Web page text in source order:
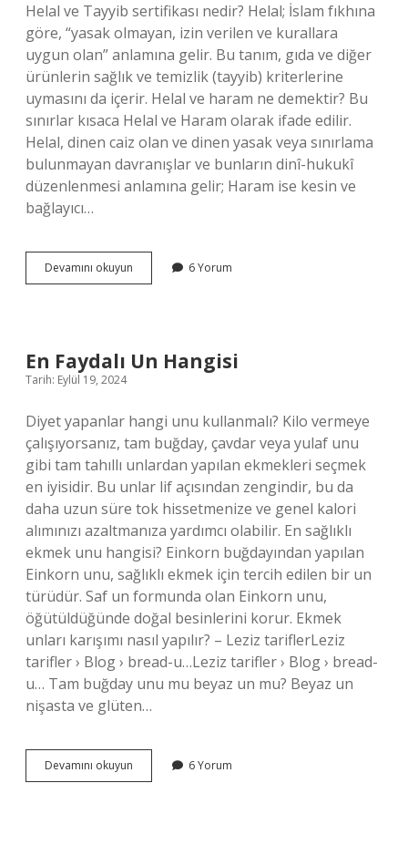
Helal ve Tayyib sertifikası nedir? Helal; İslam fıkhına
göre, “yasak olmayan, izin verilen ve kurallara
uygun olan” anlamına gelir. Bu tanım, gıda ve diğer
ürünlerin sağlık ve temizlik (tayyib) kriterlerine
uymasını da içerir. Helal ve haram ne demektir? Bu
sınırlar kısaca Helal ve Haram olarak ifade edilir.
Helal, dinen caiz olan ve dinen yasak veya sınırlama
bulunmayan davranışlar ve bunların dinî-hukukî
düzenlenmesi anlamına gelir; Haram ise kesin ve
bağlayıcı…
Devamını okuyun
Ve
6 Yorum
En Faydalı Un Hangisi
Tarih: Eylül 19, 2024
Diyet yapanlar hangi unu kullanmalı? Kilo vermeye
çalışıyorsanız, tam buğday, çavdar veya yulaf unu
gibi tam tahıllı unlardan yapılan ekmekleri seçmek
en iyisidir. Bu unlar lif açısından zengindir, bu da
daha uzun süre tok hissetmenize ve genel kalori
alımınızı azaltmanıza yardımcı olabilir. En sağlıklı
ekmek unu hangisi? Einkorn buğdayından yapılan
Einkorn unu, sağlıklı ekmek için tercih edilen bir un
türüdür. Saf un formunda olan Einkorn unu,
öğütüldüğünde doğal besinlerini korur. Ekmek
unları karışımı nasıl yapılır? – Leziz tariflerLeziz
tarifler › Blog › bread-u…Leziz tarifler › Blog › bread-
u… Tam buğday unu mu beyaz un mu? Beyaz un
nişasta ve glüten…
Devamını okuyun
Faydalı
6 Yorum